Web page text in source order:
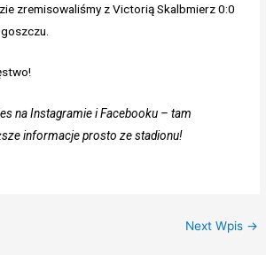
zremisowaliśmy z Victorią Skalbmierz 0:0
na Instagramie i Facebooku – tam
informacje prosto ze stadionu!
Next Wpis →